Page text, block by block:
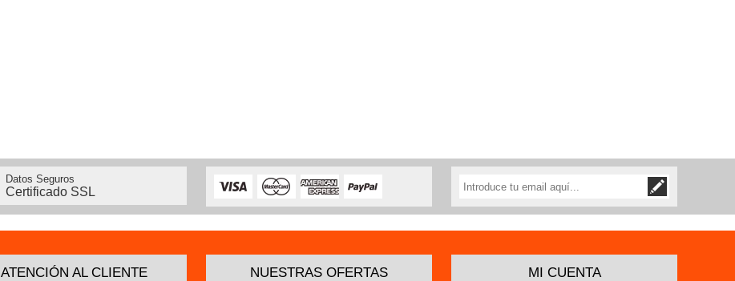
Datos Seguros
Certificado SSL
ATENCIÓN AL CLIENTE NUESTRAS OFERTAS MI CUENTA